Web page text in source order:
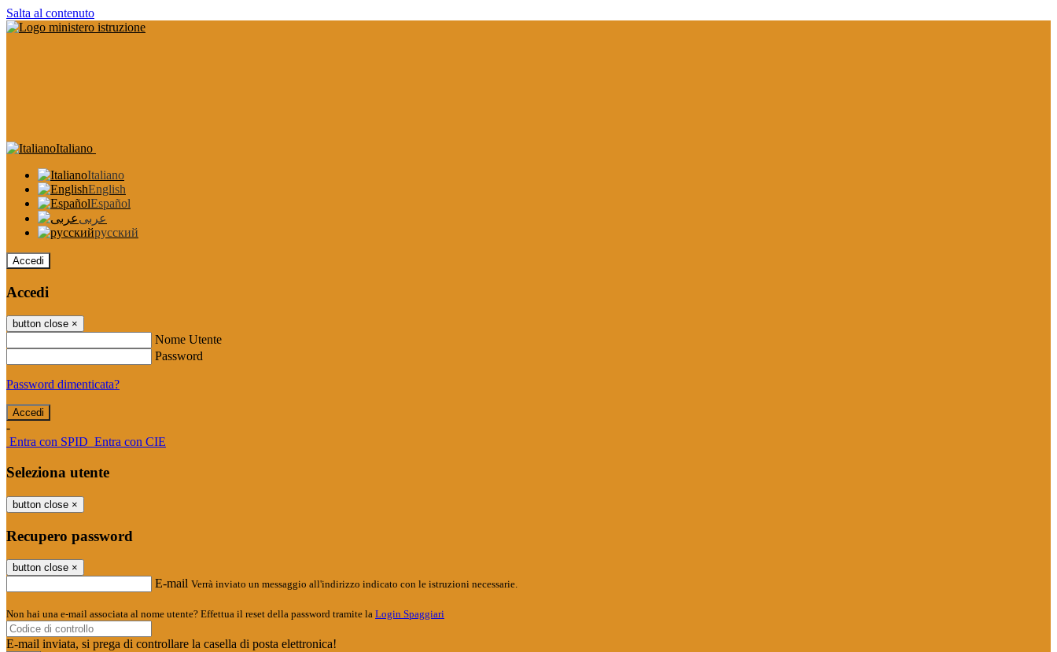
Salta al contenuto
Italiano
Italiano
English
Español
عربى
русский
Accedi
Accedi
button close ×
Nome Utente
Password
Password dimenticata?
-
Entra con SPID Entra con CIE
Seleziona utente
button close ×
Recupero password
button close ×
E-mail Verrà inviato un messaggio all'indirizzo indicato con le istruzioni necessarie.
Non hai una e-mail associata al nome utente? Effettua il reset della password tramite la Login Spaggiari
E-mail inviata, si prega di controllare la casella di posta elettronica!